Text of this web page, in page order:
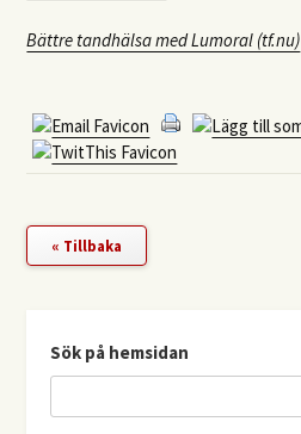
Bättre tandhälsa med Lumoral (tf.nu)
« Tillbaka
Sök på hemsidan